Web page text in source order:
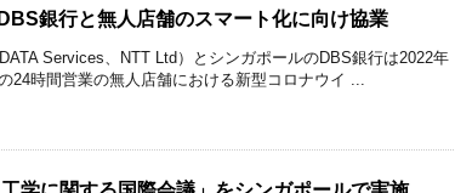
銀行と無人店舗のスマート化に向け協業
Services、NTT Ltd）とシンガポールのDBS銀行は2022年
24時間営業の無人店舗における新型コロナウイ ...